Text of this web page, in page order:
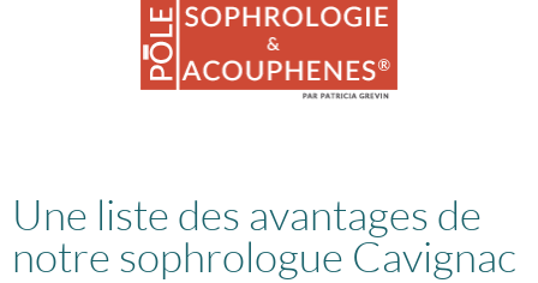
Une liste des avantages de
notre sophrologue Cavignac